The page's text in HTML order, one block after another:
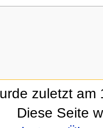
zuletzt
Diese Seite